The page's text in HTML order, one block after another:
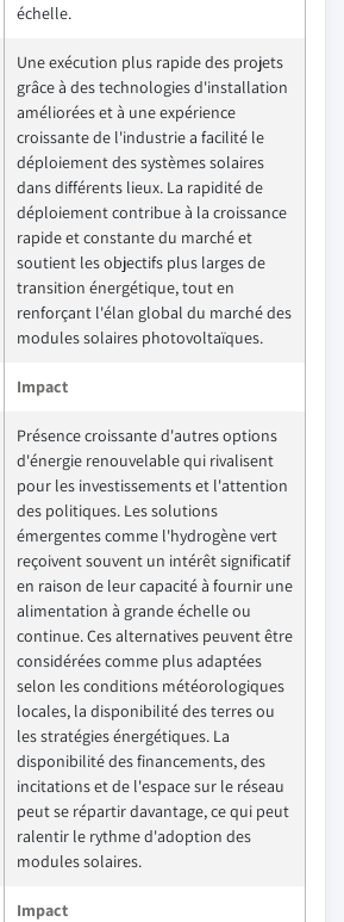
échelle.
Une exécution plus rapide des projets
grâce à des technologies d'installation
améliorées et à une expérience
croissante de l'industrie a facilité le
déploiement des systèmes solaires
dans différents lieux. La rapidité de
déploiement contribue à la croissance
rapide et constante du marché et
soutient les objectifs plus larges de
transition énergétique, tout en
renforçant l'élan global du marché des
modules solaires photovoltaïques.
Impact
Présence croissante d'autres options
d'énergie renouvelable qui rivalisent
pour les investissements et l'attention
des politiques. Les solutions
émergentes comme l'hydrogène vert
reçoivent souvent un intérêt significatif
en raison de leur capacité à fournir une
alimentation à grande échelle ou
continue. Ces alternatives peuvent être
considérées comme plus adaptées
selon les conditions météorologiques
locales, la disponibilité des terres ou
les stratégies énergétiques. La
disponibilité des financements, des
incitations et de l'espace sur le réseau
peut se répartir davantage, ce qui peut
ralentir le rythme d'adoption des
modules solaires.
Impact